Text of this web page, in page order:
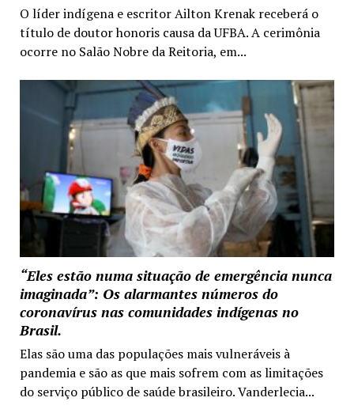
O líder indígena e escritor Ailton Krenak receberá o
título de doutor honoris causa da UFBA. A cerimônia
ocorre no Salão Nobre da Reitoria, em...
“Eles estão numa situação de emergência nunca
imaginada”: Os alarmantes números do
coronavírus nas comunidades indígenas no
Brasil.
Elas são uma das populações mais vulneráveis à
pandemia e são as que mais sofrem com as limitações
do serviço público de saúde brasileiro. Vanderlecia...